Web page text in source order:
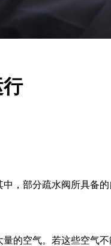
，部分疏水阀所具备
的空气。若这些空气